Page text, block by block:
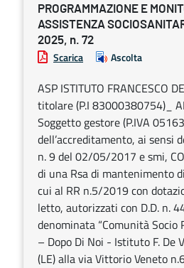
PROGRAMMAZIONE E
ASSISTENZA
2025, n. 72
Scarica Ascolta
ASP ISTITUTO FRANCESCO
titolare (P.I 83000380754)_
Soggetto gestore (P.IVA
dell’accreditamento, ai sensi
n. 9 del 02/05/2017 e smi,
di una Rsa di mantenimento
cui al RR n.5/2019 con
letto, autorizzati con D.D. n.
denominata “Comunità
– Dopo Di Noi - Istituto F. De
(LE) alla via Vittorio Veneto